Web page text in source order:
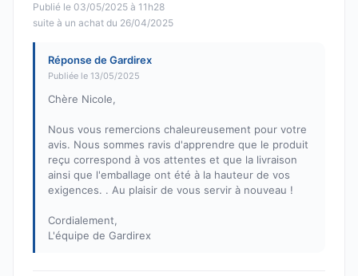
Publié le 03/05/2025 à 11h28
suite à un achat du 26/04/2025
Réponse de Gardirex
Publiée le 13/05/2025
Chère Nicole,
Nous vous remercions chaleureusement pour votre
avis. Nous sommes ravis d'apprendre que le produit
reçu correspond à vos attentes et que la livraison
ainsi que l'emballage ont été à la hauteur de vos
exigences. . Au plaisir de vous servir à nouveau !
Cordialement,
L'équipe de Gardirex